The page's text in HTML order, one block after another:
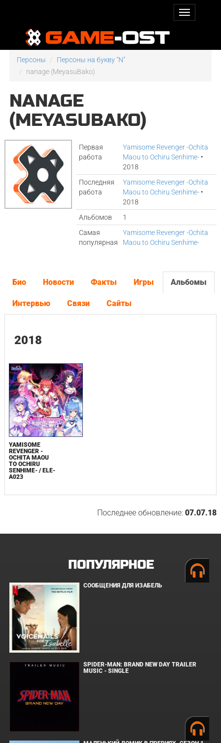
Персоны
Персоны на букву "N"
nanage (MeyasuBako)
NANAGE
(MEYASUBAKO)
Первая
работа
Yamisome Revenger -Ochita
Maou to Ochiru Senhime- •
2018
Последняя
работа
Yamisome Revenger -Ochita
Maou to Ochiru Senhime- •
2018
Альбомов
1
Самая
популярная
Yamisome Revenger -Ochita
Maou to Ochiru Senhime-
Био Новости Факты Игры Альбомы
Интервью Связи Сайты
2018
YAMISOME
REVENGER -
OCHITA MAOU
TO OCHIRU
SENHIME- / ELE-
A023
Последнее обновление:07.07.18
ПОПУЛЯРНОЕ
СООБЩЕНИЯ ДЛЯ ИЗАБЕЛЬ
SPIDER-MAN: BRAND NEW DAY TRAILER
MUSIC - SINGLE